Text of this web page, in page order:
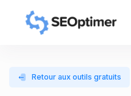
Retour aux outils gratuits